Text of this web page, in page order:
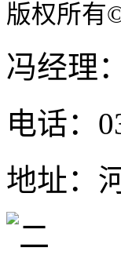
版权所有
冯经理
电话：
地址：